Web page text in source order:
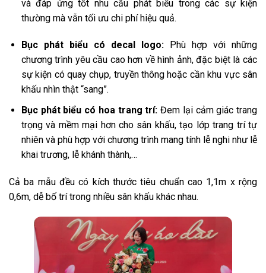
và đáp ứng tốt nhu cầu phát biểu trong các sự kiện
thường mà vẫn tối ưu chi phí hiệu quả.
Bục phát biểu có decal logo:
Phù hợp với những
chương trình yêu cầu cao hơn về hình ảnh, đặc biệt là các
sự kiện có quay chụp, truyền thông hoặc cần khu vực sân
khấu nhìn thật “sang”.
Bục phát biểu có hoa trang trí: Đem lại cảm giác trang
trọng và mềm mại hơn cho sân khấu, tạo lớp trang trí tự
nhiên và phù hợp với chương trình mang tính lễ nghi như lễ
khai trương, lễ khánh thành,…
Cả ba mẫu đều có kích thước tiêu chuẩn cao 1,1m x rộng
0,6m, dễ bố trí trong nhiều sân khấu khác nhau.